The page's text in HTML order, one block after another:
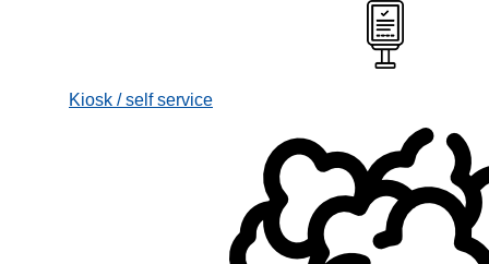
Kiosk / self service